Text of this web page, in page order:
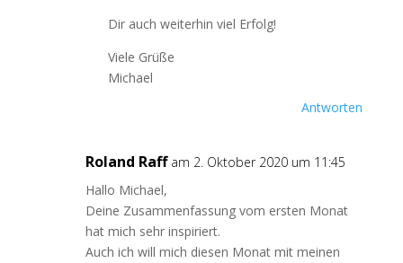
Dir auch weiterhin viel Erfolg!
Viele Grüße
Michael
Antworten
Roland Raff am 2. Oktober 2020 um 11:45
Hallo Michael,
Deine Zusammenfassung vom ersten Monat
hat mich sehr inspiriert.
Auch ich will mich diesen Monat mit meinen